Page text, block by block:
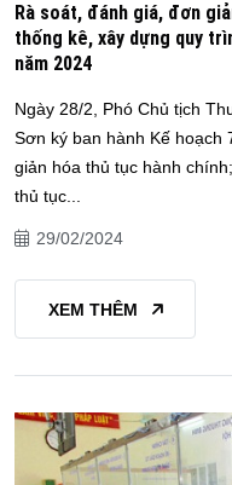
Rà soát, đánh giá, đơn
thống kê, xây dựng quy
năm 2024
Ngày 28/2, Phó Chủ tịch
Sơn ký ban hành Kế hoạch
giản hóa thủ tục hành
thủ tục...
29/02/2024
XEM THÊM